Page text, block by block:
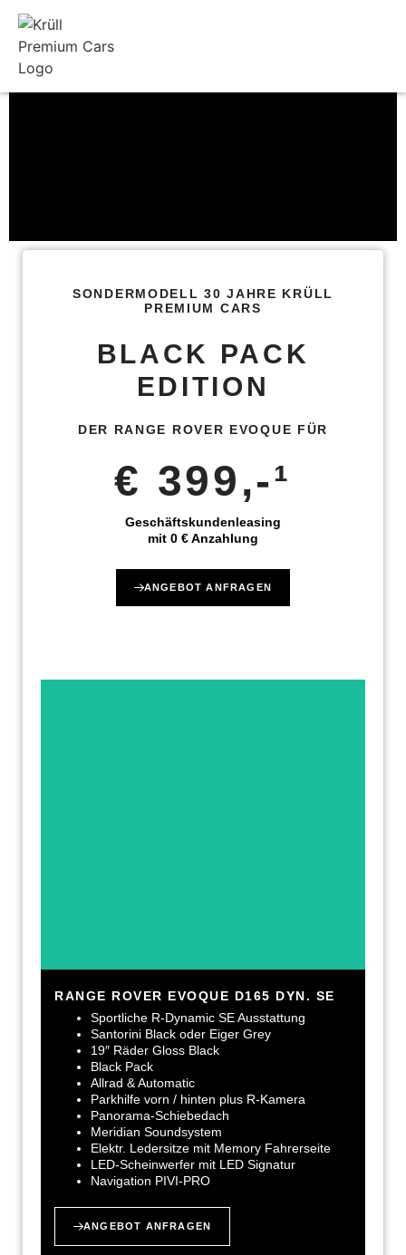
SONDERMODELL 30 JAHRE KRÜLL
PREMIUM CARS
BLACK PACK
EDITION
DER RANGE ROVER EVOQUE FÜR
€ 399,-¹
Geschäftskundenleasing
mit 0 € Anzahlung
ANGEBOT ANFRAGEN
RANGE ROVER EVOQUE D165 DYN. SE
Sportliche R-Dynamic SE Ausstattung
Santorini Black oder Eiger Grey
19″ Räder Gloss Black
Black Pack
Allrad & Automatic
Parkhilfe vorn / hinten plus R-Kamera
Panorama-Schiebedach
Meridian Soundsystem
Elektr. Ledersitze mit Memory Fahrerseite
LED-Scheinwerfer mit LED Signatur
Navigation PIVI-PRO
ANGEBOT ANFRAGEN